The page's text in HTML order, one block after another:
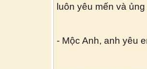
luôn yêu mến và
- Mộc Anh, anh yêu